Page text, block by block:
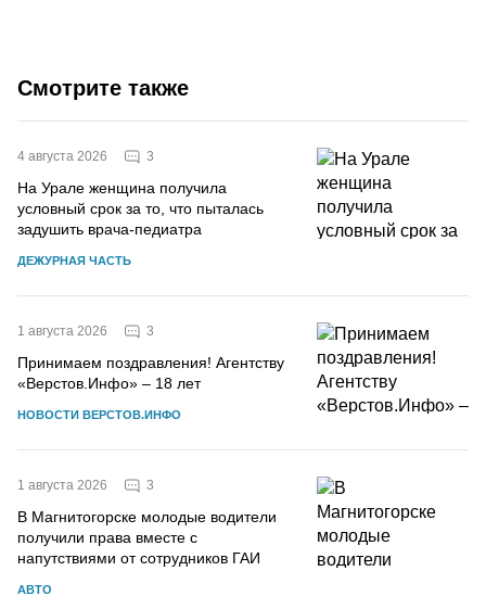
Смотрите также
4 августа 2026 3
На Урале женщина получила
условный срок за то, что пыталась
задушить врача-педиатра
ДЕЖУРНАЯ ЧАСТЬ
1 августа 2026 3
Принимаем поздравления! Агентству
«Верстов.Инфо» – 18 лет
НОВОСТИ ВЕРСТОВ.ИНФО
1 августа 2026 3
В Магнитогорске молодые водители
получили права вместе с
напутствиями от сотрудников ГАИ
АВТО